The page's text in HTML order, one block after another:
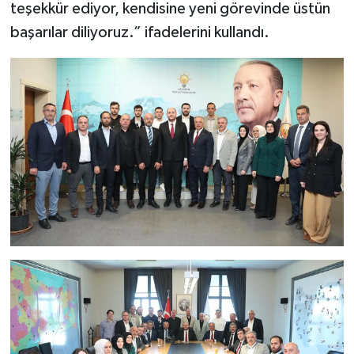
teşekkür ediyor, kendisine yeni görevinde üstün
başarılar diliyoruz.” ifadelerini kullandı.